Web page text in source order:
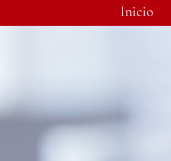
Inicio